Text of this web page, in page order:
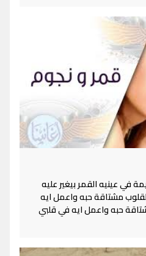
في عينيه القمر بيغير عليه
مشتاقة حبه واعمل ايه
حبه واعمل ايه في قلبي